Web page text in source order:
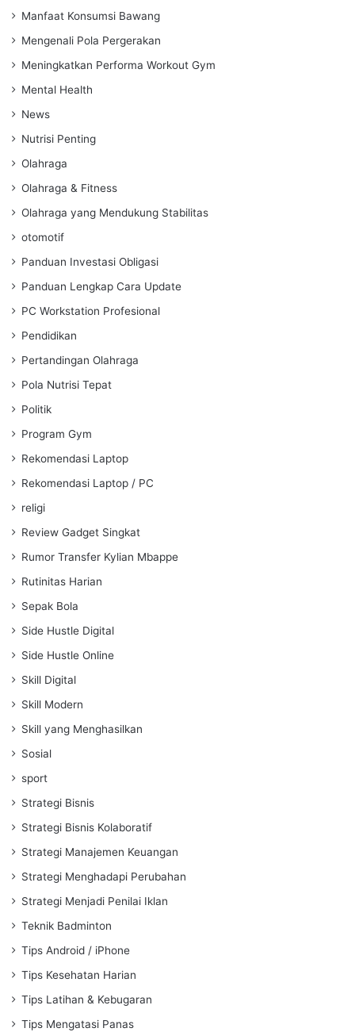
Manfaat Konsumsi Bawang
Mengenali Pola Pergerakan
Meningkatkan Performa Workout Gym
Mental Health
News
Nutrisi Penting
Olahraga
Olahraga & Fitness
Olahraga yang Mendukung Stabilitas
otomotif
Panduan Investasi Obligasi
Panduan Lengkap Cara Update
PC Workstation Profesional
Pendidikan
Pertandingan Olahraga
Pola Nutrisi Tepat
Politik
Program Gym
Rekomendasi Laptop
Rekomendasi Laptop / PC
religi
Review Gadget Singkat
Rumor Transfer Kylian Mbappe
Rutinitas Harian
Sepak Bola
Side Hustle Digital
Side Hustle Online
Skill Digital
Skill Modern
Skill yang Menghasilkan
Sosial
sport
Strategi Bisnis
Strategi Bisnis Kolaboratif
Strategi Manajemen Keuangan
Strategi Menghadapi Perubahan
Strategi Menjadi Penilai Iklan
Teknik Badminton
Tips Android / iPhone
Tips Kesehatan Harian
Tips Latihan & Kebugaran
Tips Mengatasi Panas